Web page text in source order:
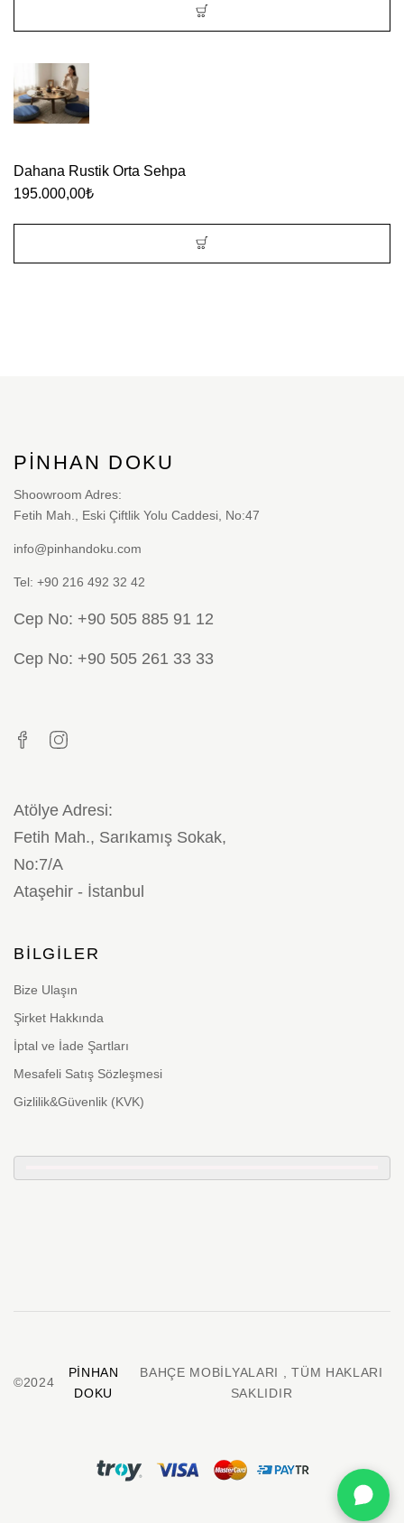
Dahana Rustik Orta Sehpa
195.000,00₺
PINHAN DOKU
Shoowroom Adres:
Fetih Mah., Eski Çiftlik Yolu Caddesi, No:47
info@pinhandoku.com
Tel: +90 216 492 32 42
Cep No: +90 505 885 91 12
Cep No: +90 505 261 33 33
Atölye Adresi:
Fetih Mah., Sarıkamış Sokak,
No:7/A
Ataşehir - İstanbul
BILGILER
Bize Ulaşın
Şirket Hakkında
İptal ve İade Şartları
Mesafeli Satış Sözleşmesi
Gizlilik&Güvenlik (KVK)
©2024
PINHAN
DOKU
BAHÇE MOBILYALARI , TÜM HAKLARI
SAKLIDIR